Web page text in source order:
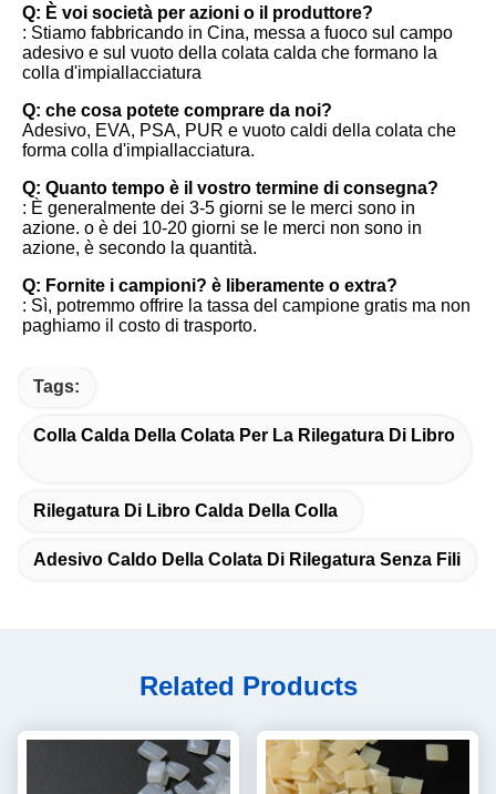
Q: È voi società per azioni o il produttore?
: Stiamo fabbricando in Cina, messa a fuoco sul campo
adesivo e sul vuoto della colata calda che formano la
colla d'impiallacciatura
Q: che cosa potete comprare da noi?
Adesivo, EVA, PSA, PUR e vuoto caldi della colata che
forma colla d'impiallacciatura.
Q: Quanto tempo è il vostro termine di consegna?
: È generalmente dei 3-5 giorni se le merci sono in
azione. o è dei 10-20 giorni se le merci non sono in
azione, è secondo la quantità.
Q: Fornite i campioni? è liberamente o extra?
: Sì, potremmo offrire la tassa del campione gratis ma non
paghiamo il costo di trasporto.
Tags:
Colla Calda Della Colata Per La Rilegatura Di Libro
Rilegatura Di Libro Calda Della Colla
Adesivo Caldo Della Colata Di Rilegatura Senza Fili
Related Products